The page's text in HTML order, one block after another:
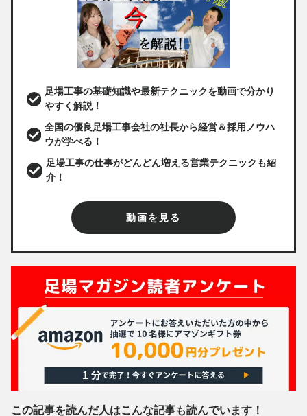
足場工事の基礎知識や最新テクニックを動画で分かり
やすく解説！
全国の優良足場工事会社の社長から経営＆採用ノウハ
ウが学べる！
足場工事の仕事がどんどん増える営業テクニックも紹
介！
動画を見る
この記事を読んだ人はこんな記事も読んでいます！